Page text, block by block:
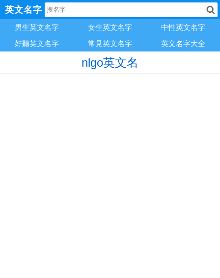
英文名字
男生英文名字 女生英文名字
中性英文名字
好聽英文名字
常見英文名字 英文名字大全
nlgo英文名